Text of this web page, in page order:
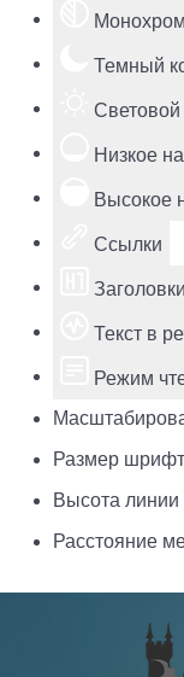
Темный
Световой
Низкое
Высокое
Ссылки
Заголовки
Текст в
Режим
Размер
Высота линии
Расстояние